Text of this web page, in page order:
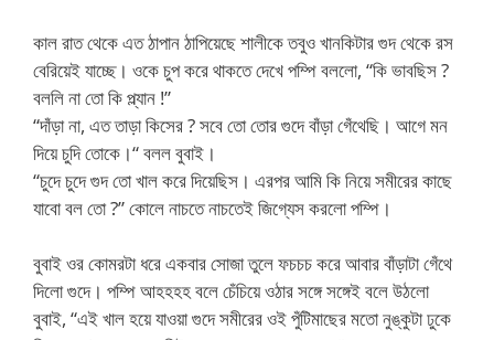
কাল রাত থেকে এত ঠাপান ঠাপিয়েছে শালীকে তবুও খানকিটার গুদ থেকে রস
বেরিয়েই যাচ্ছে। ওকে চুপ করে থাকতে দেখে পম্পি বললো, “কি ভাবছিস ?
বললি না তো কি প্ল্যান !”
“দাঁড়া না, এত তাড়া কিসের ? সবে তো তোর গুদে বাঁড়া গেঁথেছি। আগে মন
দিয়ে চুদি তোকে।“ বলল বুবাই।
“চুদে চুদে গুদ তো খাল করে দিয়েছিস। এরপর আমি কি নিয়ে সমীরের কাছে
যাবো বল তো ?” কোলে নাচতে নাচতেই জিগ্যেস করলো পম্পি।
বুবাই ওর কোমরটা ধরে একবার সোজা তুলে ফচচচ করে আবার বাঁড়াটা গেঁথে
দিলো গুদে। পম্পি আহহহহ বলে চেঁচিয়ে ওঠার সঙ্গে সঙ্গেই বলে উঠলো
বুবাই, “এই খাল হয়ে যাওয়া গুদে সমীরের ওই পুঁটিমাছের মতো নুঙ্কুটা ঢুকে